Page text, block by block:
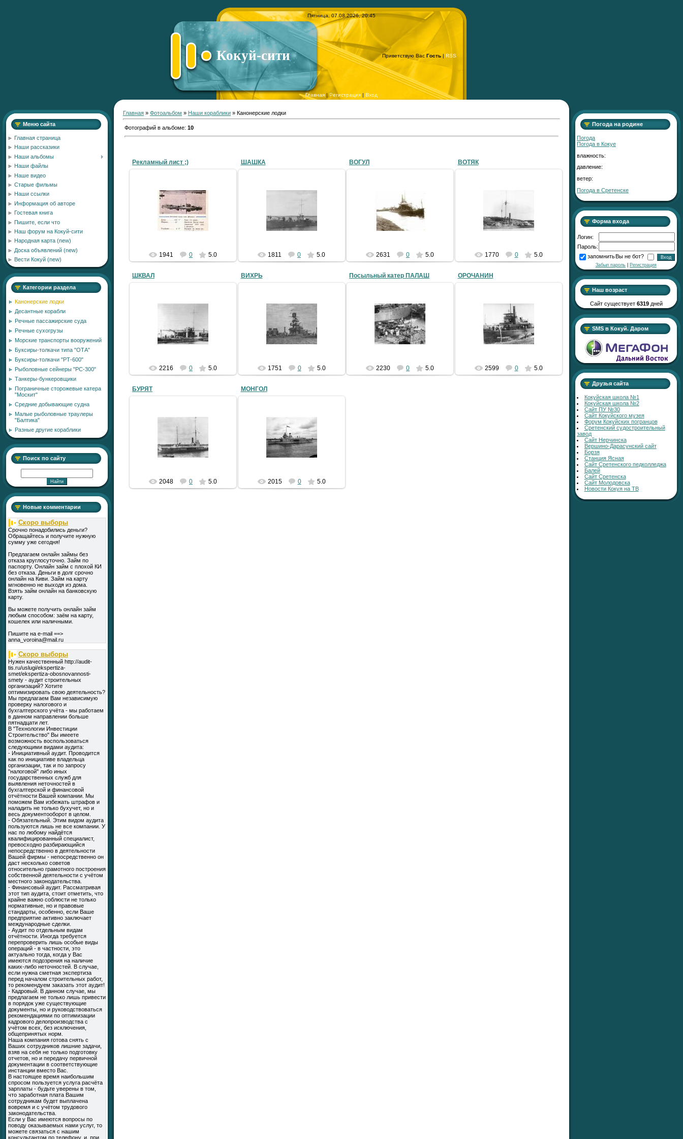
Пятница, 07.08.2026, 20:45
Кокуй-сити Приветствую Вас Гость | RSS
Главная | Регистрация | Вход
Меню сайта
Главная страница
Наши рассказики
Наши альбомы
Наши файлы
Наше видео
Старые фильмы
Наши ссылки
Информация об авторе
Гостевая книга
Пишите, если что
Наш форум на Кокуй-сити
Народная карта (new)
Доска объявлений (new)
Вести Кокуй (new)
Категории раздела
Канонерские лодки
Десантные корабли
Речные пассажирские суда
Речные сухогрузы
Морские транспорты вооружений
Буксиры-толкачи типа "ОТА"
Буксиры-толкачи "РТ-600"
Рыболовные сейнеры "РС-300"
Танкеры-бункеровщики
Пограничные сторожевые катера
"Москит"
Средние добывающие судна
Малые рыболовные траулеры
"Балтика"
Разные другие кораблики
Поиск по сайту
Новые комментарии
Скоро выборы
Срочно понадобились деньги?
Обращайтесь и получите нужную
сумму уже сегодня!
Предлагаем онлайн займы без
отказа круглосуточно. Займ по
паспорту. Онлайн займ с плохой КИ
без отказа. Деньги в долг срочно
онлайн на Киви. Займ на карту
мгновенно не выходя из дома.
Взять займ онлайн на банковскую
карту.
Вы можете получить онлайн займ
любым способом: заём на карту,
кошелек или наличными.
Пишите на e-mail ==>
anna_voroina@mail.ru
Скоро выборы
Нужен качественный http://audit-
tis.ru/uslugi/ekspertiza-
smet/ekspertiza-obosnovannosti-
smety - аудит строительных
организаций? Хотите
оптимизировать свою деятельность?
Мы предлагаем Вам независимую
проверку налогового и
бухгалтерского учёта - мы работаем
в данном направлении больше
пятнадцати лет.
В "Технологии Инвестиции
Строительство" Вы имеете
возможность воспользоваться
следующими видами аудита:
- Инициативный аудит. Проводится
как по инициативе владельца
организации, так и по запросу
"налоговой" либо иных
государственных служб для
выявления неточностей в
бухгалтерской и финансовой
отчётности Вашей компании. Мы
поможем Вам избежать штрафов и
наладить не только бухучет, но и
весь документооборот в целом.
- Обязательный. Этим видом аудита
пользуются лишь не все компании. У
нас по любому найдётся
квалифицированный специалист,
превосходно разбирающийся
непосредственно в деятельности
Вашей фирмы - непосредственно он
даст несколько советов
относительно грамотного построения
собственной деятельности с учётом
местного законодательства.
- Финансовый аудит. Рассматривая
этот тип аудита, стоит отметить, что
крайне важно соблюсти не только
нормативные, но и правовые
стандарты, особенно, если Ваше
предприятие активно заключает
международные сделки.
- Аудит по отдельным видам
отчётности. Иногда требуется
перепроверить лишь особые виды
операций - в частности, это
актуально тогда, когда у Вас
имеются подозрения на наличие
каких-либо неточностей. В случае,
если нужна сметная экспертиза
перед началом строительных работ,
то рекомендуем заказать этот аудит!
- Кадровый. В данном случае, мы
предлагаем не только лишь привести
в порядок уже существующие
документы, но и руководствоваться
рекомендациями по оптимизации
кадрового делопроизводства с
учётом всех, без исключения,
общепринятых норм.
Наша компания готова снять с
Ваших сотрудников лишние задачи,
взяв на себя не только подготовку
отчетов, но и передачу первичной
документации в соответствующие
инстанции вместо Вас.
В настоящее время наибольшим
спросом пользуется услуга расчёта
зарплаты - будьте уверены в том,
что заработная плата Вашим
сотрудникам будет выплачена
вовремя и с учётом трудового
законодательства.
Если у Вас имеются вопросы по
поводу оказываемых нами услуг, то
можете связаться с нашим
консультантом по телефону, и, при
Главная » Фотоальбом » Наши кораблики » Канонерские лодки
Фотографий в альбоме: 10
Рекламный лист ;)
17.12.2010
SergV
1941 0 5.0
ШАШКА
SergV
1811 0 5.0
ВОГУЛ
16.12.2010
SergV
2631 0 5.0
ВОТЯК
16.12.2010
SergV
1770 0 5.0
ШКВАЛ
SergV
2216 0 5.0
ВИХРЬ
16.12.2010
SergV
1751 0 5.0
Посыльный катер ПАЛАШ
16.12.2010
SergV
2230 0 5.0
ОРОЧАНИН
16.12.2010
SergV
2599 0 5.0
БУРЯТ
16.12.2010
SergV
2048 0 5.0
МОНГОЛ
16.12.2010
SergV
2015 0 5.0
Погода на родине
Погода
Погода в Кокуе
влажность:
давление:
ветер:
Погода в Сретенске
Форма входа
Логин:
Пароль:
запомнить Вы не бот?
Забыл пароль Регистрация
Наш возраст
Сайт существует 6319дней
SMS в Кокуй. Даром
Друзья сайта
Кокуйская школа №1
Кокуйская школа №2
Сайт ПУ №30
Сайт Кокуйского музея
Форум Кокуйских погранцов
Сретенский судостроительный
завод
Сайт Нерчинска
Вершино-Дарасунский сайт
Борзя
Станция Ясная
Сайт Сретенского педколледжа
Балей
Сайт Сретенска
Сайт Молодовска
Новости Кокуя на ТВ